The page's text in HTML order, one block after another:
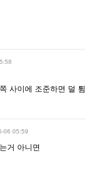
사이에 조준하면 덜 튐
06 05:59
거 아니면